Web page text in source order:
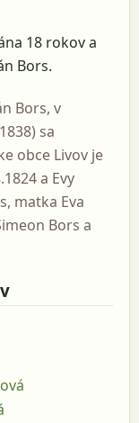
18 rokov a
Bors.
Bors, v
sa
obce Livov je
a Evy
matka Eva
Bors a